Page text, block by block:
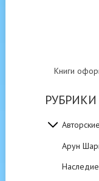
Книги
РУБРИКИ
Арун